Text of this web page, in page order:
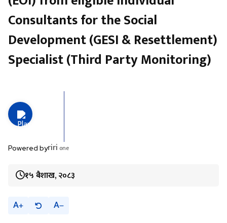
Consultants for the Social
Development (GESI & Resettlement)
Specialist (Third Party Monitoring)
Powered byriri one
१५ बैशाख, २०८३
A A